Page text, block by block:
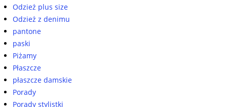
Odzież plus size
Odzież z denimu
pantone
paski
Piżamy
Płaszcze
płaszcze damskie
Porady
Porady stylistki